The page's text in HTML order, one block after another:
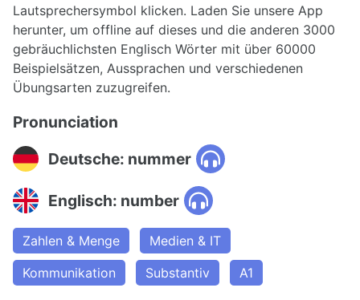
Lautsprechersymbol klicken. Laden Sie unsere App
herunter, um offline auf dieses und die anderen 3000
gebräuchlichsten Englisch Wörter mit über 60000
Beispielsätzen, Aussprachen und verschiedenen
Übungsarten zuzugreifen.
Pronunciation
Deutsche: nummer
Englisch: number
Zahlen & Menge
Medien & IT
Kommunikation
Substantiv A1